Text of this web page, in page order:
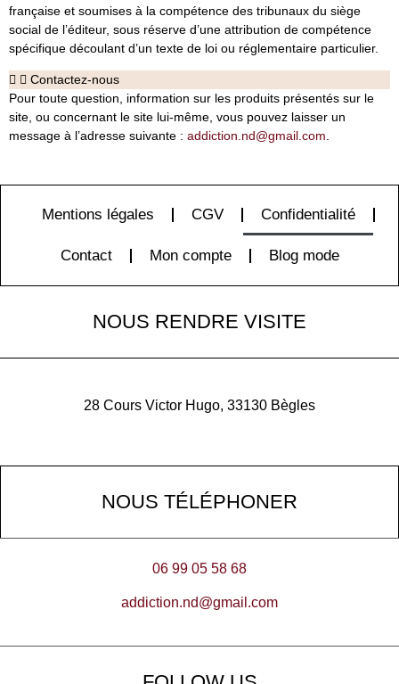
française et soumises à la compétence des tribunaux du siège
social de l’éditeur, sous réserve d’une attribution de compétence
spécifique découlant d’un texte de loi ou réglementaire particulier.
Contactez-nous
Pour toute question, information sur les produits présentés sur le
site, ou concernant le site lui-même, vous pouvez laisser un
message à l’adresse suivante : addiction.nd@gmail.com
Mentions légales CGV Confidentialité
Contact Mon compte Blog mode
NOUS RENDRE VISITE
28 Cours Victor Hugo, 33130 Bègles
NOUS TÉLÉPHONER
06 99 05 58 68
addiction.nd@gmail.com